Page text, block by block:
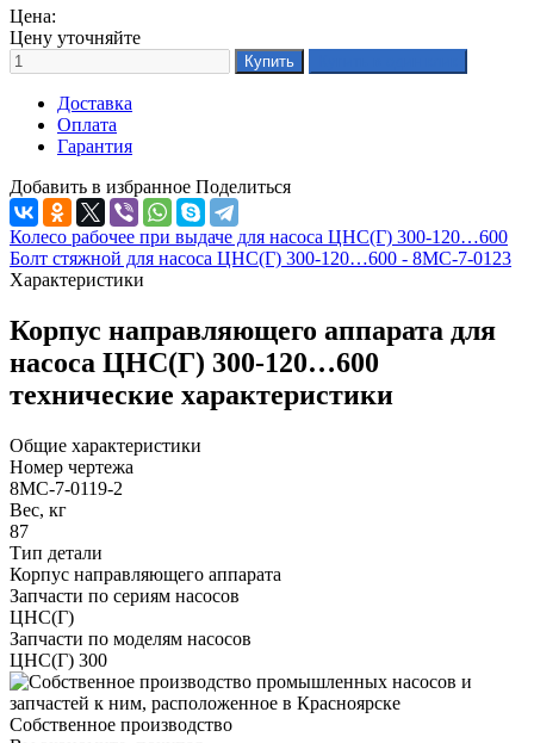
Цена:
Цену уточняйте
Доставка
Оплата
Гарантия
Добавить в избранное Поделиться
Колесо рабочее при выдаче для насоса ЦНС(Г) 300-120…600
Болт стяжной для насоса ЦНС(Г) 300-120…600 - 8МС-7-0123
Характеристики
Корпус направляющего аппарата для
насоса ЦНС(Г) 300-120…600
технические характеристики
Общие характеристики
Номер чертежа
8МС-7-0119-2
Вес, кг
87
Тип детали
Корпус направляющего аппарата
Запчасти по сериям насосов
ЦНС(Г)
Запчасти по моделям насосов
ЦНС(Г) 300
Собственное производство